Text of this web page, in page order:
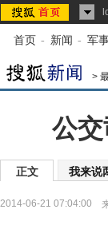
首页 - 新闻 - 军
>
公
正文 我来说
2014-06-21 07:04:00